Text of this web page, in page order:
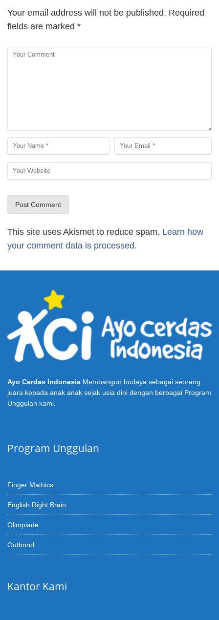
Your email address will not be published. Required
fields are marked *
This site uses Akismet to reduce spam. Learn how
your comment data is processed.
Ayo Cerdas Indonesia Membangun budaya sebagai seorang
juara kepada anak anak sejak usia dini dengan berbagai Program
Unggulan kami.
Program Unggulan
Finger Mathics
English Right Brain
Olimpiade
Outbond
Kantor Kami